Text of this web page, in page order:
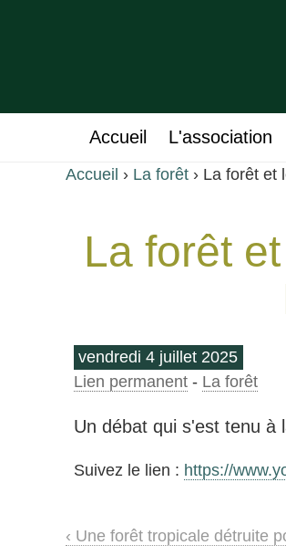
Accueil L'association
Accueil › La forêt › La forêt et
La forêt
vendredi 4 juillet 2025
Lien permanent - La forêt
Un débat qui s'est tenu à
Suivez le lien : https://
‹ Une forêt tropicale détruite